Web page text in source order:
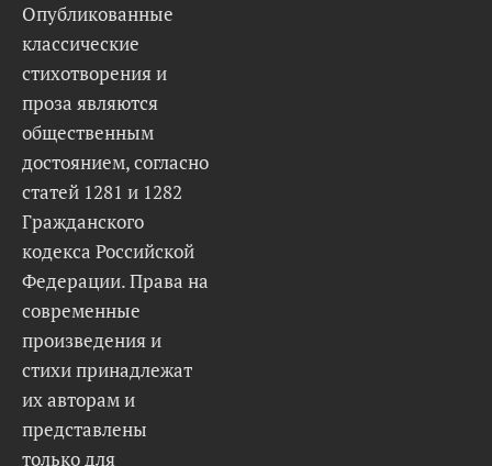
Опубликованные
классические
стихотворения и
проза являются
общественным
достоянием, согласно
статей 1281 и 1282
Гражданского
кодекса Российской
Федерации. Права на
современные
произведения и
стихи принадлежат
их авторам и
представлены
только для